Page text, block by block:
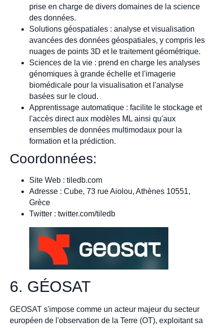
prise en charge de divers domaines de la science
des données.
Solutions géospatiales : analyse et visualisation
avancées des données géospatiales, y compris les
nuages de points 3D et le traitement géométrique.
Sciences de la vie : prend en charge les analyses
génomiques à grande échelle et l'imagerie
biomédicale pour la visualisation et l'analyse
basées sur le cloud.
Apprentissage automatique : facilite le stockage et
l'accès direct aux modèles ML ainsi qu'aux
ensembles de données multimodaux pour la
formation et la prédiction.
Coordonnées:
Site Web : tiledb.com
Adresse : Cube, 73 rue Aiolou, Athènes 10551,
Grèce
Twitter : twitter.com/tiledb
6. GÉOSAT
GEOSAT s'impose comme un acteur majeur du secteur
européen de l'observation de la Terre (OT), exploitant sa